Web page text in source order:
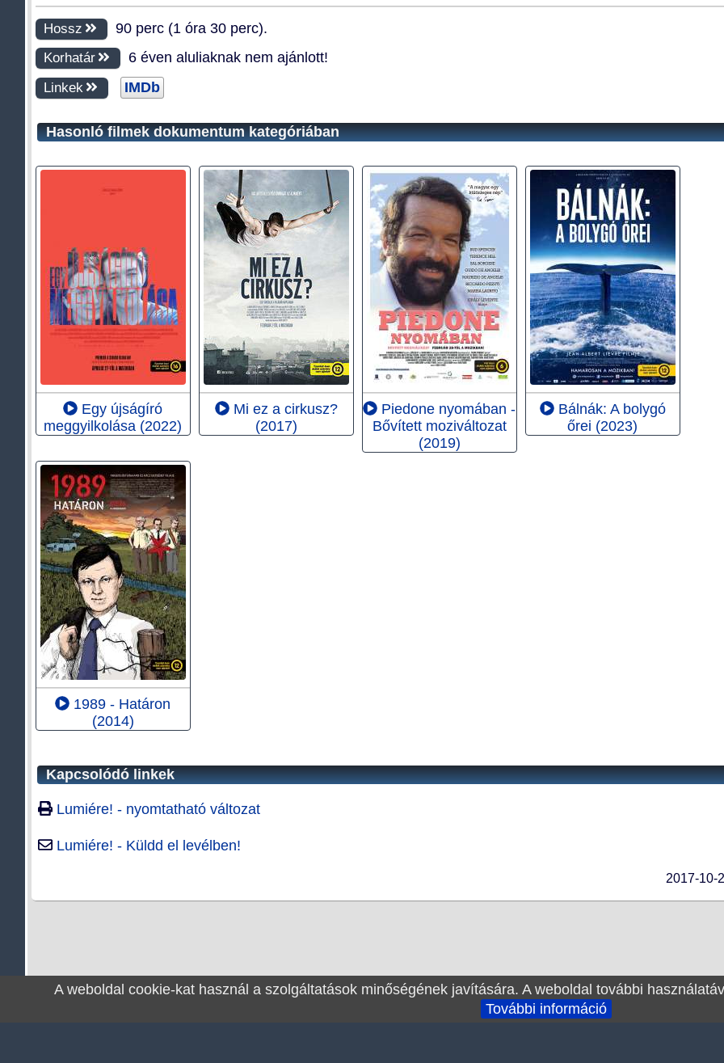
A weboldal cookie-kat használ a szolgáltatások minőségének javítására. A weboldal további
További információ
Hossz 90 perc (1 óra 30 perc).
Korhatár 6 éven aluliaknak nem ajánlott!
Linkek IMDb
Hasonló filmek dokumentum kategóriában
Egy újságíró
meggyilkolása (2022)
Mi ez a cirkusz?
(2017)
Piedone nyomában -
Bővített moziváltozat
(2019)
Bálnák: A bolygó
őrei (2023)
1989 - Határon
(2014)
Kapcsolódó linkek
Lumiére! - nyomtatható változat
Lumiére! - Küldd el levélben!
2017-10-
Sitemap személyek|